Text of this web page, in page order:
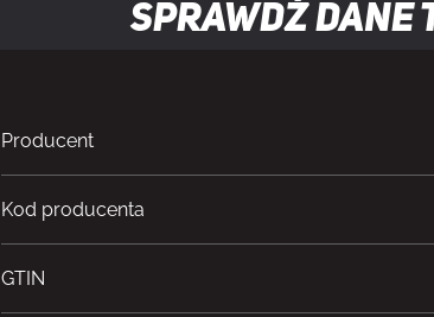
Sprawdź dane
Producent
Kod producenta
GTIN